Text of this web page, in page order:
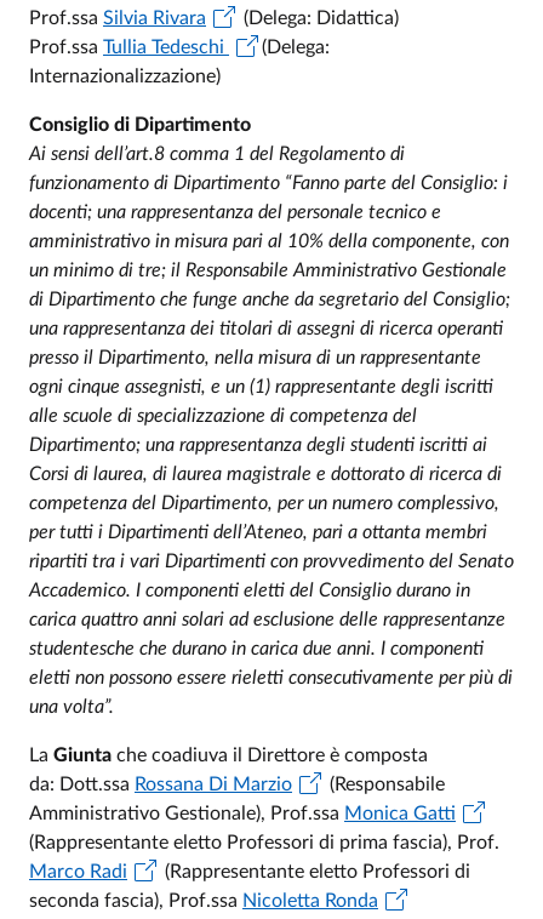
Prof.ssa Silvia Rivara
(Delega: Didattica)
Prof.ssa Tullia Tedeschi
(Delega:
Internazionalizzazione)
Consiglio di Dipartimento
Ai sensi dell’art.8 comma 1 del Regolamento di
funzionamento di Dipartimento “Fanno parte del Consiglio: i
docenti; una rappresentanza del personale tecnico e
amministrativo in misura pari al 10% della componente, con
un minimo di tre; il Responsabile Amministrativo Gestionale
di Dipartimento che funge anche da segretario del Consiglio;
una rappresentanza dei titolari di assegni di ricerca operanti
presso il Dipartimento, nella misura di un rappresentante
ogni cinque assegnisti, e un (1) rappresentante degli iscritti
alle scuole di specializzazione di competenza del
Dipartimento; una rappresentanza degli studenti iscritti ai
Corsi di laurea, di laurea magistrale e dottorato di ricerca di
competenza del Dipartimento, per un numero complessivo,
per tutti i Dipartimenti dell’Ateneo, pari a ottanta membri
ripartiti tra i vari Dipartimenti con provvedimento del Senato
Accademico. I componenti eletti del Consiglio durano in
carica quattro anni solari ad esclusione delle rappresentanze
studentesche che durano in carica due anni. I componenti
eletti non possono essere rieletti consecutivamente per più di
una volta”.
La Giunta che coadiuva il Direttore è composta
da: Dott.ssa Rossana Di Marzio
(Responsabile
Amministrativo Gestionale), Prof.ssa Monica Gatti
(Rappresentante eletto Professori di prima fascia), Prof.
Marco Radi
(Rappresentante eletto Professori di
seconda fascia), Prof.ssa Nicoletta Ronda